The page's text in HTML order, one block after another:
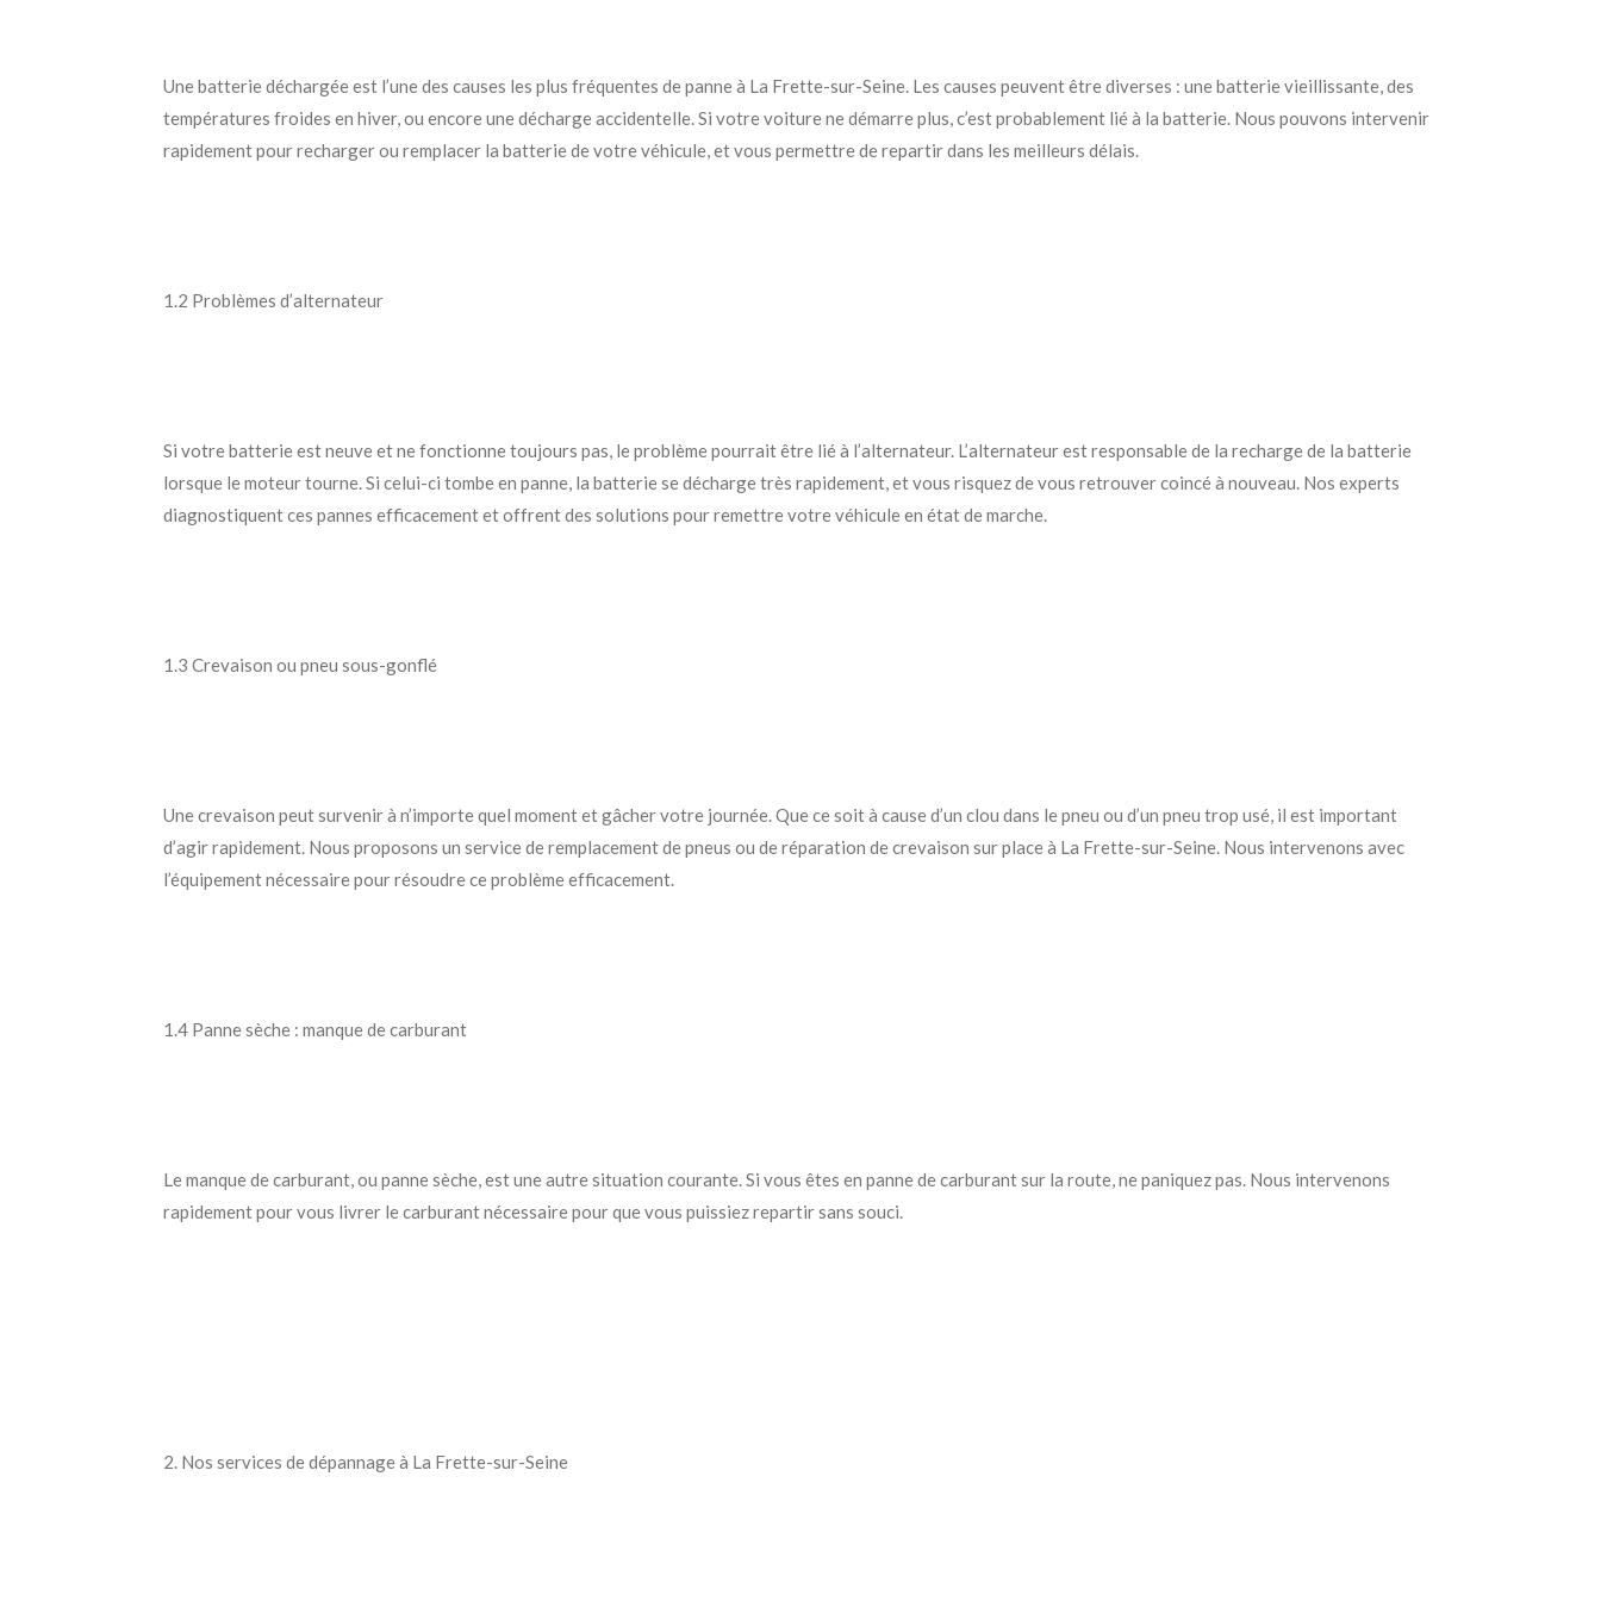
Une batterie déchargée est l’une des causes les plus fréquentes de panne à La Frette-sur-Seine. Les causes peuvent être diverses : une batterie vieillissante, des
températures froides en hiver, ou encore une décharge accidentelle. Si votre voiture ne démarre plus, c’est probablement lié à la batterie. Nous pouvons intervenir
rapidement pour recharger ou remplacer la batterie de votre véhicule, et vous permettre de repartir dans les meilleurs délais.
1.2 Problèmes d’alternateur
Si votre batterie est neuve et ne fonctionne toujours pas, le problème pourrait être lié à l’alternateur. L’alternateur est responsable de la recharge de la batterie
lorsque le moteur tourne. Si celui-ci tombe en panne, la batterie se décharge très rapidement, et vous risquez de vous retrouver coincé à nouveau. Nos experts
diagnostiquent ces pannes efficacement et offrent des solutions pour remettre votre véhicule en état de marche.
1.3 Crevaison ou pneu sous-gonflé
Une crevaison peut survenir à n’importe quel moment et gâcher votre journée. Que ce soit à cause d’un clou dans le pneu ou d’un pneu trop usé, il est important
d’agir rapidement. Nous proposons un service de remplacement de pneus ou de réparation de crevaison sur place à La Frette-sur-Seine. Nous intervenons avec
l’équipement nécessaire pour résoudre ce problème efficacement.
1.4 Panne sèche : manque de carburant
Le manque de carburant, ou panne sèche, est une autre situation courante. Si vous êtes en panne de carburant sur la route, ne paniquez pas. Nous intervenons
rapidement pour vous livrer le carburant nécessaire pour que vous puissiez repartir sans souci.
2. Nos services de dépannage à La Frette-sur-Seine